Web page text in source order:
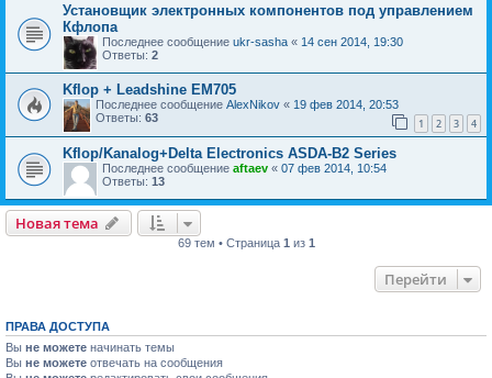
Установщик электронных компонентов под управлением
Кфлопа
Последнее сообщение ukr-sasha « 14 сен 2014, 19:30
Ответы: 2
Kflop + Leadshine EM705
Последнее сообщение AlexNikov « 19 фев 2014, 20:53
Ответы: 63 1 2 3 4
Kflop/Kanalog+Delta Electronics ASDA-B2 Series
Последнее сообщение aftaev « 07 фев 2014, 10:54
Ответы: 13
Новая тема
69 тем • Страница 1 из 1
Перейти
ПРАВА ДОСТУПА
Вы не можете начинать темы
Вы не можете отвечать на сообщения